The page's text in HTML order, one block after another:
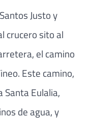
Justo y
crucero sito al
el camino
Este camino,
Santa Eulalia,
de agua, y